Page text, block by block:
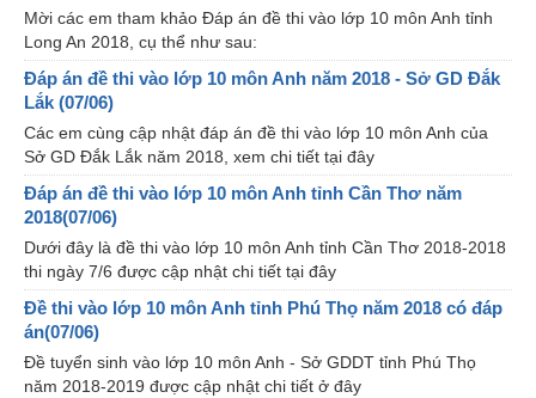
Mời các em tham khảo Đáp án đề thi vào lớp 10 môn Anh tỉnh
Long An 2018, cụ thể như sau:
Đáp án đề thi vào lớp 10 môn Anh năm 2018 - Sở GD Đắk
Lắk (07/06)
Các em cùng cập nhật đáp án đề thi vào lớp 10 môn Anh của
Sở GD Đắk Lắk năm 2018, xem chi tiết tại đây
Đáp án đề thi vào lớp 10 môn Anh tỉnh Cần Thơ năm
2018(07/06)
Dưới đây là đề thi vào lớp 10 môn Anh tỉnh Cần Thơ 2018-2018
thi ngày 7/6 được cập nhật chi tiết tại đây
Đề thi vào lớp 10 môn Anh tỉnh Phú Thọ năm 2018 có đáp
án(07/06)
Đề tuyển sinh vào lớp 10 môn Anh - Sở GDDT tỉnh Phú Thọ
năm 2018-2019 được cập nhật chi tiết ở đây